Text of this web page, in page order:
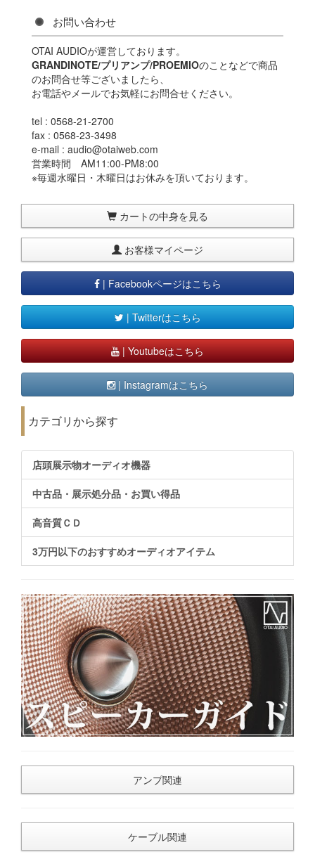
お問い合わせ
OTAI AUDIOが運営しております。
GRANDINOTE/プリアンプ/PROEMIOのことなどで商品
のお問合せ等ございましたら、
お電話やメールでお気軽にお問合せください。
tel : 0568-21-2700
fax : 0568-23-3498
e-mail : audio@otaiweb.com
営業時間 AM11:00-PM8:00
※毎週水曜日・木曜日はお休みを頂いております。
カートの中身を見る
お客様マイページ
| Facebookページはこちら
| Twitterはこちら
| Youtubeはこちら
| Instagramはこちら
カテゴリから探す
店頭展示物オーディオ機器
中古品・展示処分品・お買い得品
高音質ＣＤ
3万円以下のおすすめオーディオアイテム
アンプ関連
ケーブル関連